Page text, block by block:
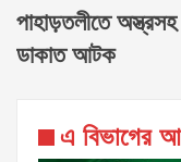
পাহাড়তলীতে
ডাকাত আটক
এ বিভাগের